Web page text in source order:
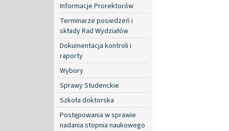
Informacje Prorektorów
Terminarze posiedzeń i
składy Rad Wydziałów
Dokumentacja kontroli i
raporty
Wybory
Sprawy Studenckie
Szkoła doktorska
Postępowania w sprawie
nadania stopnia naukowego